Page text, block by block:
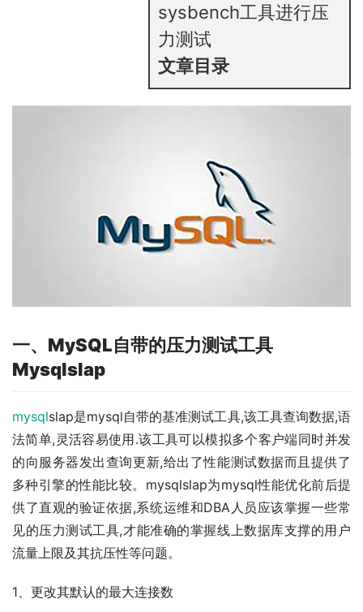
sysbench工具进行压
力测试
文章目录
一、MySQL自带的压力测试工具
Mysqlslap
mysqlslap是mysql自带的基准测试工具,该工具查询数据,语
法简单,灵活容易使用.该工具可以模拟多个客户端同时并发
的向服务器发出查询更新,给出了性能测试数据而且提供了
多种引擎的性能比较。mysqlslap为mysql性能优化前后提
供了直观的验证依据,系统运维和DBA人员应该掌握一些常
见的压力测试工具,才能准确的掌握线上数据库支撑的用户
流量上限及其抗压性等问题。
1、更改其默认的最大连接数